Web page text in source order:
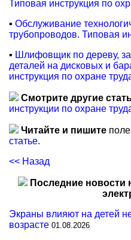
Типовая инструкция по
▪ Обслуживание
трубопроводов. Типовая
▪ Шлифовщик по дереву,
деталей на дисковых и
инструкция по охране
Смотрите другие
инструкции по охране
Читайте и пишите
статье.
<< Назад
Последние новости
Экраны влияют на детей
возрасте 01.08.2026